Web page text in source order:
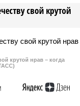
свой крутой
крутой нрав – когда